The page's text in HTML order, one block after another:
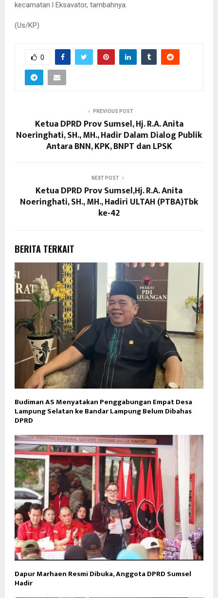
kecamatan l Eksavator, tambahnya.
(Us/KP)
0
PREVIOUS POST
Ketua DPRD Prov Sumsel, Hj. R.A. Anita
Noeringhati, SH., MH., Hadir Dalam Dialog Publik
Antara BNN, KPK, BNPT dan LPSK
NEXT POST
Ketua DPRD Prov Sumsel,Hj. R.A. Anita
Noeringhati, SH., MH., Hadiri ULTAH (PTBA)Tbk
ke-42
BERITA TERKAIT
Budiman AS Menyatakan Penggabungan Empat Desa
Lampung Selatan ke Bandar Lampung Belum Dibahas
DPRD
Dapur Marhaen Resmi Dibuka, Anggota DPRD Sumsel
Hadir